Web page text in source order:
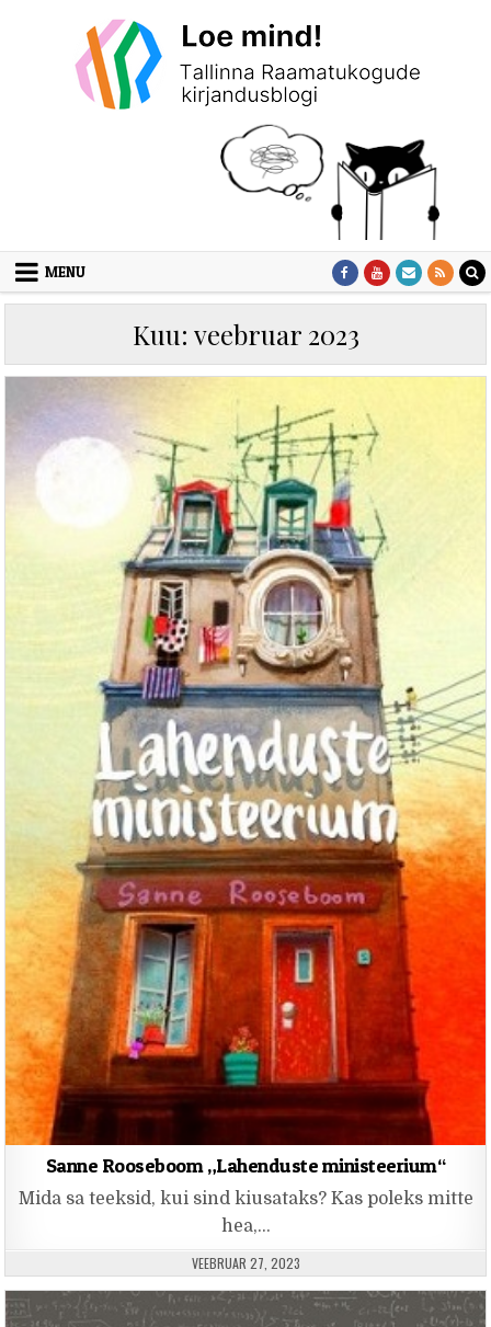
MENU
Kuu: veebruar 2023
Sanne Rooseboom „Lahenduste ministeerium“
Mida sa teeksid, kui sind kiusataks? Kas poleks mitte
hea,…
PUBLISHED DATE:
VEEBRUAR 27, 2023